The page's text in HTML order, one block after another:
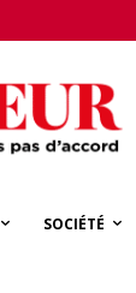
SOCIÉTÉ